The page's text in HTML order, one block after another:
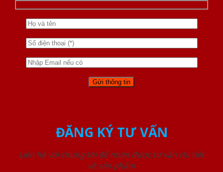
ĐĂNG KÝ TƯ VẤN
Liên hệ với chúng tôi để nhận được tư vấn chi tiết
về sản phẩm